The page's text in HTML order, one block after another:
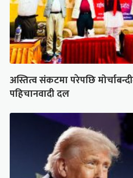
अस्तित्व संकटमा परेपछि
पहिचानवादी दल